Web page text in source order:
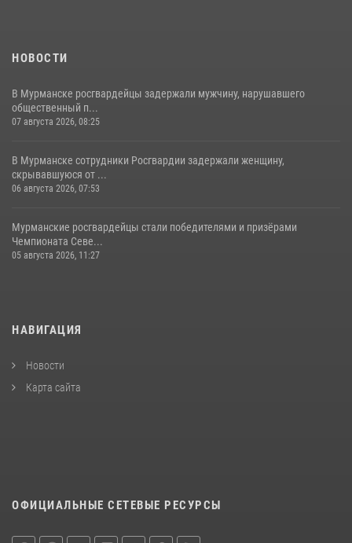
НОВОСТИ
В Мурманске росгвардейцы задержали мужчину, нарушавшего
общественный п...
07 августа 2026, 08:25
В Мурманске сотрудники Росгвардии задержали женщину,
скрывавшуюся от ...
06 августа 2026, 07:53
Мурманские росгвардейцы стали победителями и призёрами
Чемпионата Севе...
05 августа 2026, 11:27
НАВИГАЦИЯ
Новости
Карта сайта
ОФИЦИАЛЬНЫЕ СЕТЕВЫЕ РЕСУРСЫ